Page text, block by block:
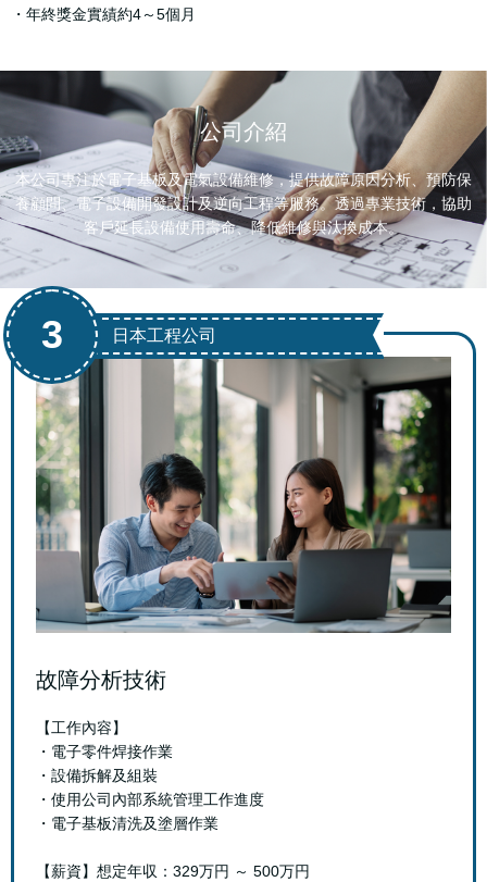
・年終獎金實績約4～5個月
公司介紹
本公司專注於電子基板及電氣設備維修，提供故障原因分析、預防保
養顧問、電子設備開發設計及逆向工程等服務。透過專業技術，協助
客戶延長設備使用壽命、降低維修與汰換成本。
日本工程公司
3
故障分析技術
【工作內容】
・電子零件焊接作業
・設備拆解及組裝
・使用公司內部系統管理工作進度
・電子基板清洗及塗層作業
【薪資】想定年収：329万円 ～ 500万円